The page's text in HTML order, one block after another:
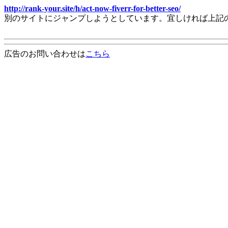
http://rank-your.site/h/act-now-fiverr-for-better-seo/
別のサイトにジャンプしようとしています。宜しければ上
広告のお問い合わせはこちら